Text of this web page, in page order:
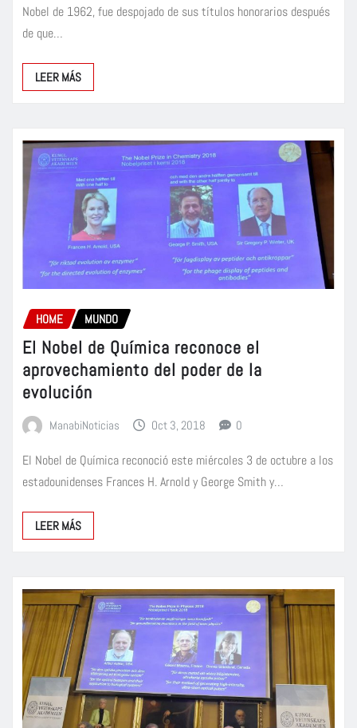
Nobel de 1962, fue despojado de sus títulos honorarios después
de que…
LEER MÁS
HOME MUNDO
El Nobel de Química reconoce el
aprovechamiento del poder de la
evolución
ManabiNoticias Oct 3, 2018 0
El Nobel de Química reconoció este miércoles 3 de octubre a los
estadounidenses Frances H. Arnold y George Smith y…
LEER MÁS